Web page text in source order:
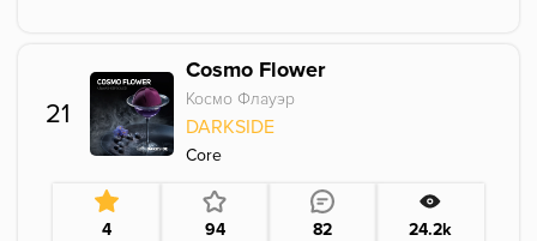
21
Cosmo Flower
Космо Флауэр
DARKSIDE
Core
4 94 82 24.2k